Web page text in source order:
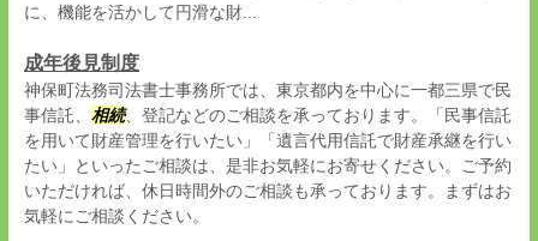
に、機能を活かして円滑な財...
成年後見制度
神保町法務司法書士事務所では、東京都内を中心に一都三県で民
事信託、 相続、登記などのご相談を承っております。「民事信託
を用いて財産管理を行いたい」「遺言代用信託で財産承継を行い
たい」といったご相談は、是非お気軽にお寄せください。ご予約
いただければ、休日時間外のご相談も承っております。まずはお
気軽にご相談ください。